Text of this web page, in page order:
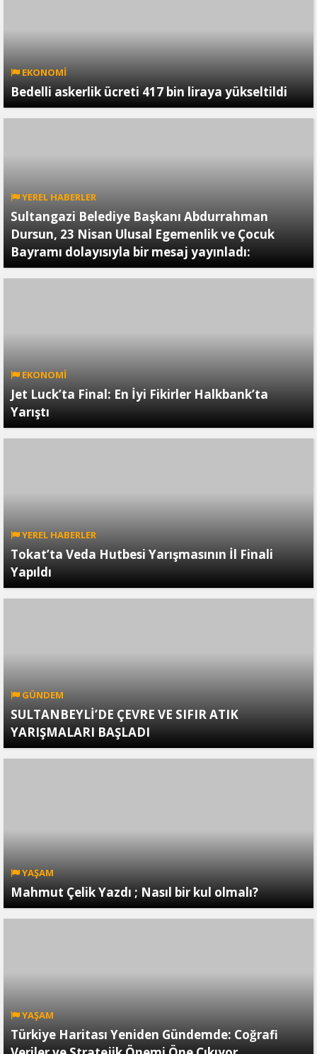
EKONOMİ
Bedelli askerlik ücreti 417 bin liraya yükseltildi
YEREL HABERLER
Sultangazi Belediye Başkanı Abdurrahman
Dursun, 23 Nisan Ulusal Egemenlik ve Çocuk
Bayramı dolayısıyla bir mesaj yayınladı:
EKONOMİ
Jet Luck’ta Final: En İyi Fikirler Halkbank’ta
Yarıştı
YEREL HABERLER
Tokat’ta Veda Hutbesi Yarışmasının İl Finali
Yapıldı
GÜNDEM
SULTANBEYLİ’DE ÇEVRE VE SIFIR ATIK
YARIŞMALARI BAŞLADI
YAŞAM
Mahmut Çelik Yazdı ; Nasıl bir kul olmalı?
YAŞAM
Türkiye Haritası Yeniden Gündemde: Coğrafi